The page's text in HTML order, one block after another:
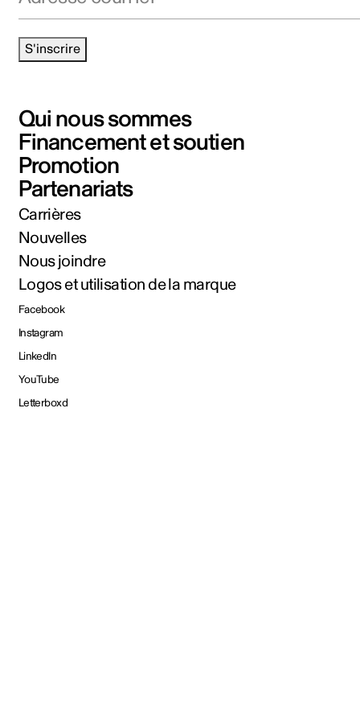
S'inscrire
Qui nous sommes
Financement et soutien
Promotion
Partenariats
Carrières
Nouvelles
Nous joindre
Logos et utilisation de la marque
Facebook
Instagram
LinkedIn
YouTube
Letterboxd